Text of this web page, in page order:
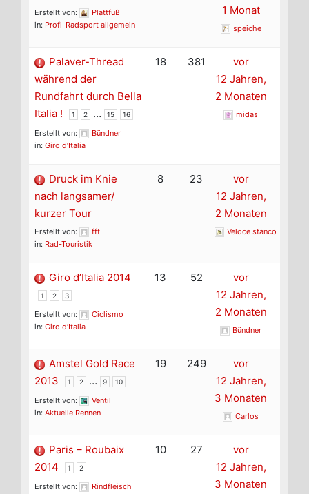
Erstellt von:
Plattfuß
in: Profi-Radsport allgemein
1 Monat
speiche
Palaver-Thread
während der
Rundfahrt durch Bella
Italia !
1 2 … 15 16
Erstellt von:
Bündner
in: Giro d’Italia
18 381
vor
12 Jahren,
2 Monaten
midas
Druck im Knie
nach langsamer/
kurzer Tour
Erstellt von:
fft
in: Rad-Touristik
8 23
vor
12 Jahren,
2 Monaten
Veloce stanco
Giro d’Italia 2014
1 2 3
Erstellt von:
Ciclismo
in: Giro d’Italia
13 52
vor
12 Jahren,
2 Monaten
Bündner
Amstel Gold Race
2013
1 2 … 9 10
Erstellt von:
Ventil
in: Aktuelle Rennen
19 249
vor
12 Jahren,
3 Monaten
Carlos
Paris – Roubaix
2014
1 2
Erstellt von:
Rindfleisch
10 27
vor
12 Jahren,
3 Monaten